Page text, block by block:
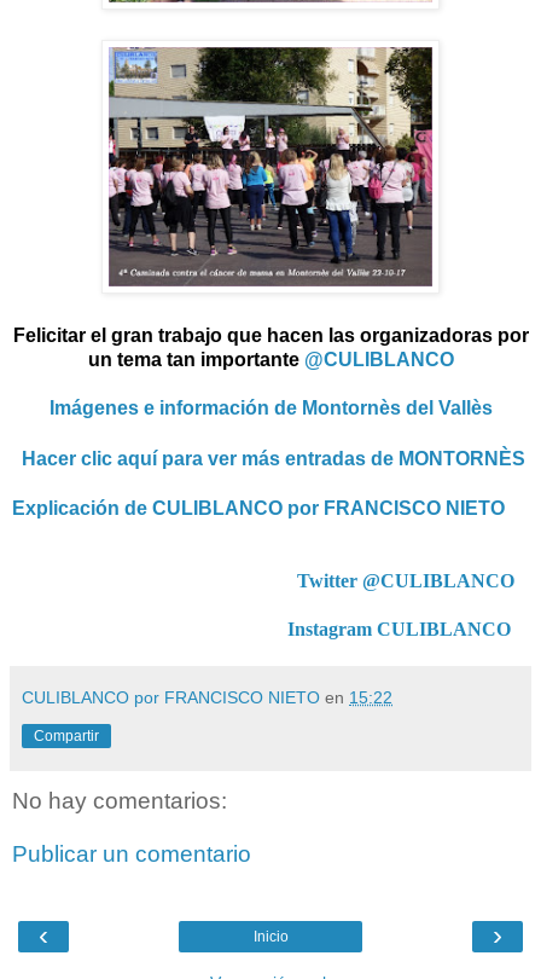
Felicitar el gran trabajo que hacen las organizadoras por
un tema tan importante @CULIBLANCO
Imágenes e información de Montornès del Vallès
Hacer clic aquí para ver más entradas de MONTORNÈS
Explicación de CULIBLANCO por FRANCISCO NIETO
Twitter @CULIBLANCO
Instagram CULIBLANCO
CULIBLANCO por FRANCISCO NIETO en 15:22
Compartir
No hay comentarios:
Publicar un comentario
‹ ›
Inicio